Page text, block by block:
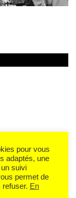
pour vous
adaptés, une
suivi
permet de
refuser. En